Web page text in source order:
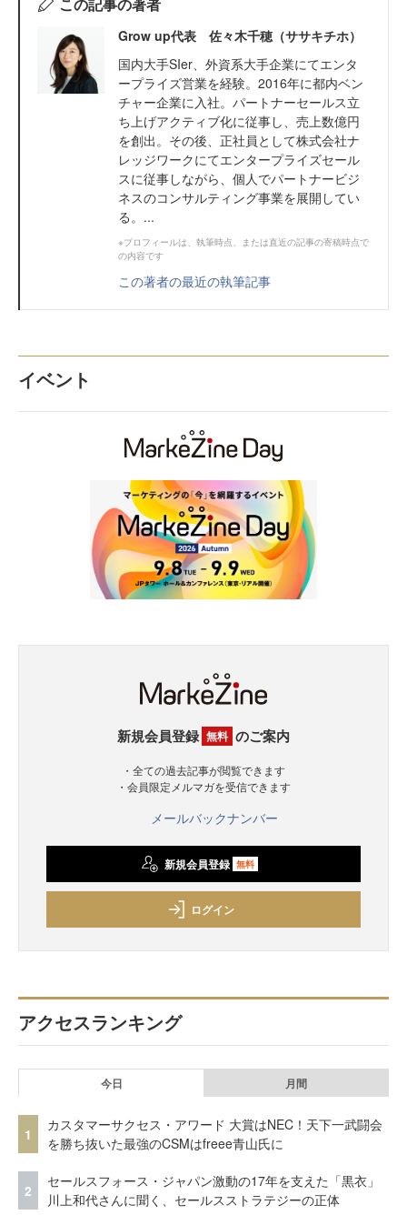
Grow up代表 佐々木千穂（ササキチホ）
国内大手SIer、外資系大手企業にてエンタ
ープライズ営業を経験。2016年に都内ベン
チャー企業に入社。パートナーセールス立
ち上げアクティブ化に従事し、売上数億円
を創出。その後、正社員として株式会社ナ
レッジワークにてエンタープライズセール
スに従事しながら、個人でパートナービジ
ネスのコンサルティング事業を展開してい
る。...
※プロフィールは、執筆時点、または直近の記事の寄稿時点で
の内容です
この著者の最近の執筆記事
イベント
新規会員登録 無料 のご案内
・全ての過去記事が閲覧できます
・会員限定メルマガを受信できます
メールバックナンバー
新規会員登録 無料
ログイン
アクセスランキング
今日 月間
1
カスタマーサクセス・アワード 大賞はNEC！天下一武闘会
を勝ち抜いた最強のCSMはfreee青山氏に
2
セールスフォース・ジャパン激動の17年を支えた「黒衣」
川上和代さんに聞く、セールスストラテジーの正体